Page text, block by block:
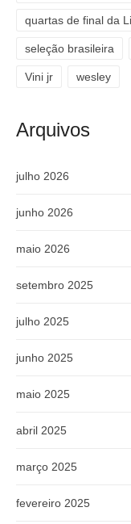
quartas de final da
seleção brasileira
Vini jr wesley
Arquivos
julho 2026
junho 2026
maio 2026
setembro 2025
julho 2025
junho 2025
maio 2025
abril 2025
março 2025
fevereiro 2025